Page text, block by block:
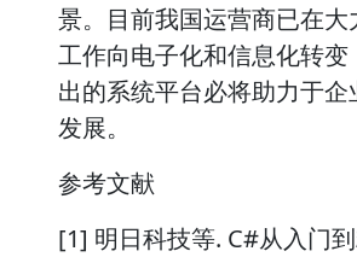
景。目前我国运营商已在大
工作向电子化和信息化转变
出的系统平台必将助力于
发展。
参考文献
[1] 明日科技等. C#从入门